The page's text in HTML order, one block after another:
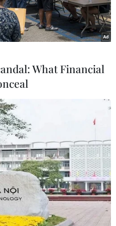
đua xe địa hình vĩ đại nhất thế
đời ở tuổi 78. (Nguồn:
10 tay đua xe địa
What Financial